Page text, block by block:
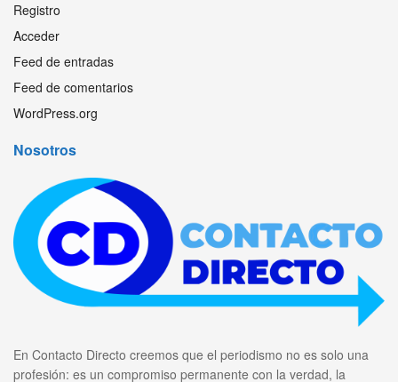
Registro
Acceder
Feed de entradas
Feed de comentarios
WordPress.org
Nosotros
En Contacto Directo creemos que el periodismo no es solo una
profesión: es un compromiso permanente con la verdad, la